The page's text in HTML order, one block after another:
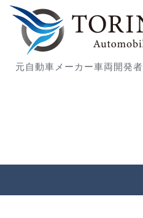
元自動車メーカー車両開発